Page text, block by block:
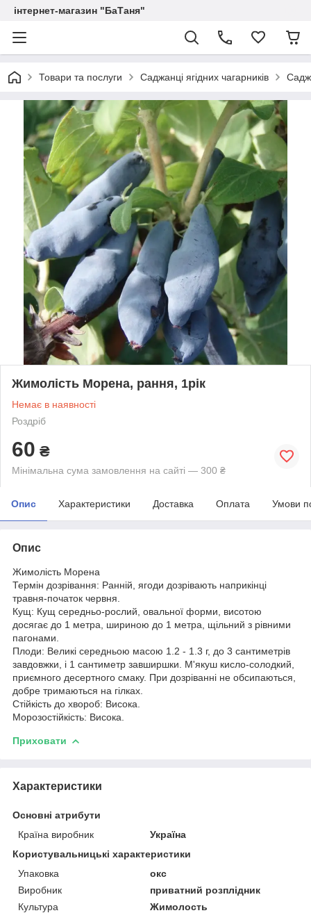
інтернет-магазин "БаТаня"
Товари та послуги Саджанці ягідних чагарників
Жимолість Морена, рання, 1рік
Немає в наявності
Роздріб
60 ₴
Мінімальна сума замовлення на сайті — 300 ₴
Опис Характеристики Доставка Оплата Умови
Опис
Жимолість Морена
Термін дозрівання: Ранній, ягоди дозрівають наприкінці
травня-початок червня.
Кущ: Кущ середньо-рослий, овальної форми, висотою
досягає до 1 метра, шириною до 1 метра, щільний з рівними
пагонами.
Плоди: Великі середньою масою 1.2 - 1.3 г, до 3 сантиметрів
завдовжки, і 1 сантиметр завширшки. М'якуш кисло-солодкий,
приємного десертного смаку. При дозріванні не обсипаються,
добре тримаються на гілках.
Стійкість до хвороб: Висока.
Морозостійкість: Висока.
Приховати
Характеристики
Основні атрибути
Країна виробник
Україна
Користувальницькі характеристики
Упаковка
окс
Виробник
приватний розплідник
Культура
Жимолость